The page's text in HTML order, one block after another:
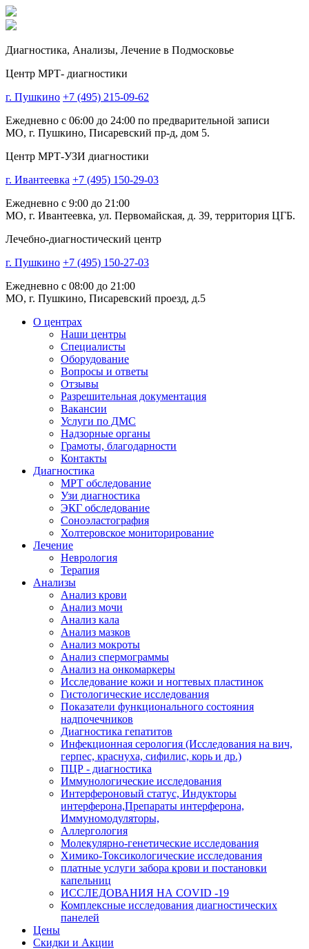
Диагностика, Анализы, Лечение в Подмосковье
Центр МРТ- диагностики
г. Пушкино +7 (495) 215-09-62
Ежедневно с 06:00 до 24:00 по предварительной записи
МО, г. Пушкино, Писаревский пр-д, дом 5.
Центр МРТ-УЗИ диагностики
г. Ивантеевка +7 (495) 150-29-03
Ежедневно с 9:00 до 21:00
МО, г. Ивантеевка, ул. Первомайская, д. 39, территория ЦГБ.
Лечебно-диагностический центр
г. Пушкино +7 (495) 150-27-03
Ежедневно с 08:00 до 21:00
МО, г. Пушкино, Писаревский проезд, д.5
О центрах
Наши центры
Специалисты
Оборудование
Вопросы и ответы
Отзывы
Разрешительная документация
Вакансии
Услуги по ДМС
Надзорные органы
Грамоты, благодарности
Контакты
Диагностика
МРТ обследование
Узи диагностика
ЭКГ обследование
Соноэластография
Холтеровское мониторирование
Лечение
Неврология
Терапия
Анализы
Анализ крови
Анализ мочи
Анализ кала
Анализ мазков
Анализ мокроты
Анализ спермограммы
Анализ на онкомаркеры
Исследование кожи и ногтевых пластинок
Гистологические исследования
Показатели функционального состояния
надпочечников
Диагностика гепатитов
Инфекционная серология (Исследования на вич,
герпес, краснуха, сифилис, корь и др.)
ПЦР - диагностика
Иммунологические исследования
Интерфероновый статус, Индукторы
интерферона,Препараты интерферона,
Иммуномодуляторы,
Аллергология
Молекулярно-генетические исследования
Химико-Токсикологические исследования
платные услуги забора крови и постановки
капельниц
ИССЛЕДОВАНИЯ НА COVID -19
Комплексные исследования диагностических
панелей
Цены
Скидки и Акции